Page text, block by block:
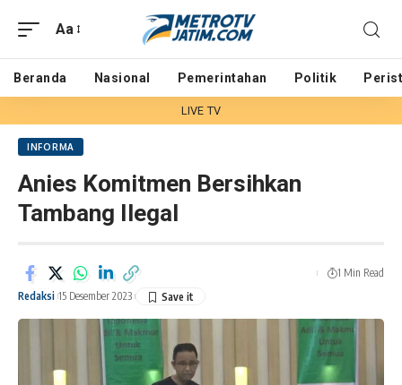
Aa
Beranda Nasional Pemerintahan Politik
LIVE TV
INFORMA
Anies Komitmen Bersihkan
Tambang Ilegal
Redaksi 15 Desember 2023
1 Min Read